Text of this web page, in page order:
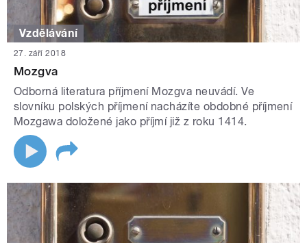
Vzdělávání
27. září 2018
Mozgva
Odborná literatura příjmení Mozgva neuvádí. Ve
slovníku polských příjmení nacházíte obdobné příjmení
Mozgawa doložené jako příjmí již z roku 1414.